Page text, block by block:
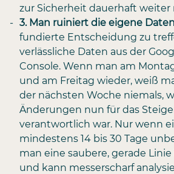
zur Sicherheit dauerhaft weiter
3. Man ruiniert die eigene
fundierte Entscheidung zu
verlässliche Daten aus der
Console. Wenn man am
und am Freitag wieder, weiß
der nächsten Woche niemals,
Änderungen nun für das
verantwortlich war. Nur wenn
mindestens 14 bis 30 Tage
man eine saubere, gerade
und kann messerscharf